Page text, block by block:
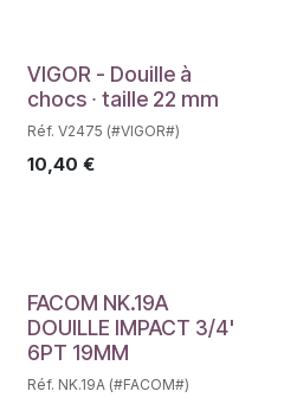
Déstockage
VIGOR - Douille à
chocs ∙ taille 22 mm
Réf. V2475 (#VIGOR#)
10,40 €
FACOM NK.19A
DOUILLE IMPACT 3/4'
6PT 19MM
Réf. NK.19A (#FACOM#)